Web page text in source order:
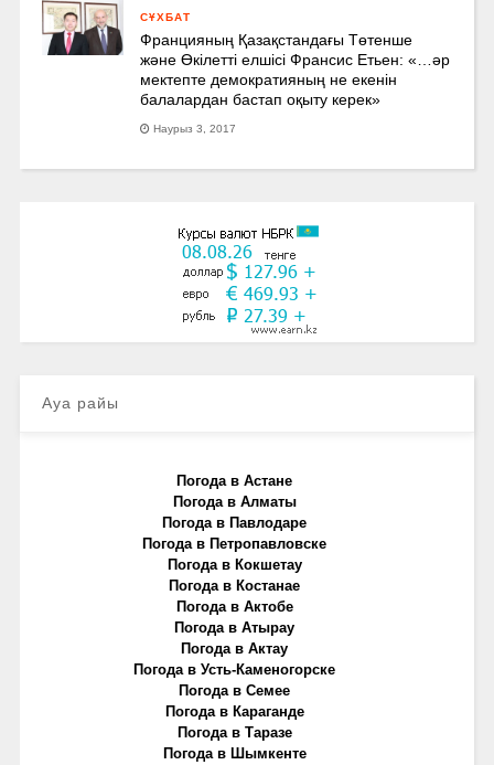
СҰХБАТ
Францияның Қазақстандағы Төтенше
және Өкілетті елшісі Франсис Етьен: «…әр
мектепте демократияның не екенін
балалардан бастап оқыту керек»
Наурыз 3, 2017
Ауа райы
Погода в Астане
Погода в Алматы
Погода в Павлодаре
Погода в Петропавловске
Погода в Кокшетау
Погода в Костанае
Погода в Актобе
Погода в Атырау
Погода в Актау
Погода в Усть-Каменогорске
Погода в Семее
Погода в Караганде
Погода в Таразе
Погода в Шымкенте